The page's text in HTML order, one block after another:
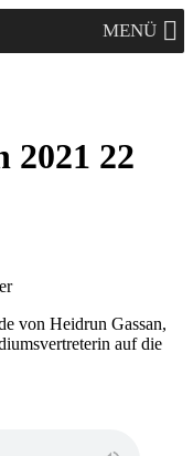
MENÜ
2021 22
von Heidrun Gassan,
auf die